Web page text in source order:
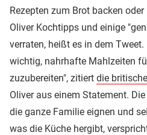
Rezepten zum Brot backen
Oliver Kochtipps und einige
verraten, heißt es in dem
wichtig, nahrhafte Mahlzeiten
zuzubereiten", zitiert die
Oliver aus einem Statement.
die ganze Familie eignen und
was die Küche hergibt,